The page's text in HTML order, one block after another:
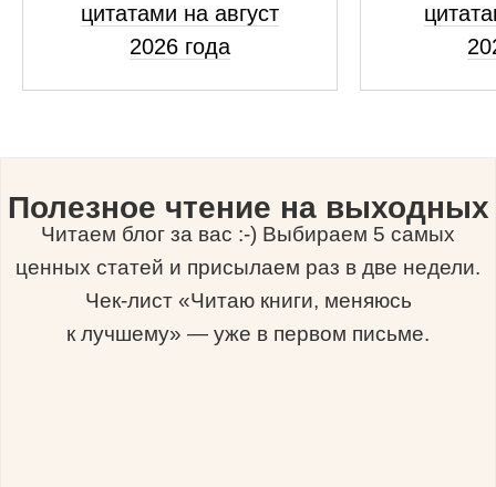
цитатами на август
2026 года
Полезное чтение на выходных
Читаем блог за вас :-) Выбираем 5 самых
ценных статей и присылаем раз в две недели.
Чек-лист «Читаю книги, меняюсь
к лучшему» — уже в первом письме.